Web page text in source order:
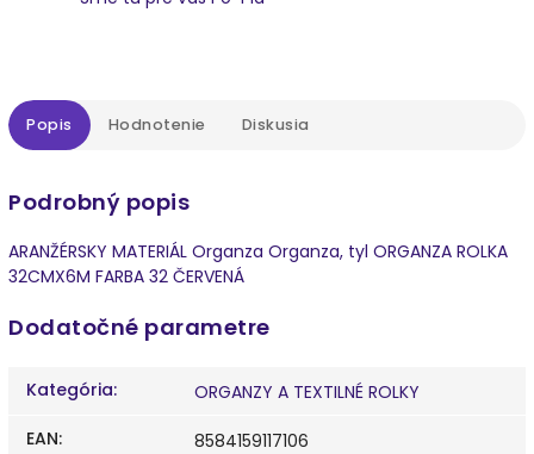
Popis Hodnotenie Diskusia
Podrobný popis
ARANŽÉRSKY MATERIÁL Organza Organza, tyl ORGANZA ROLKA
32CMX6M FARBA 32 ČERVENÁ
Dodatočné parametre
Kategória:
ORGANZY A TEXTILNÉ ROLKY
EAN: 8584159117106